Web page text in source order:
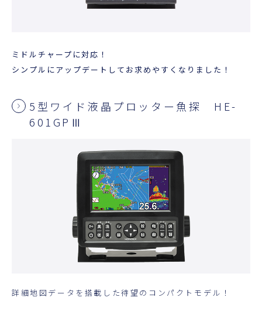
ミドルチャープに対応！
シンプルにアップデートしてお求めやすくなりました！
5型ワイド液晶プロッター魚探 HE-
601GPⅢ
詳細地図データを搭載した待望のコンパクトモデル！